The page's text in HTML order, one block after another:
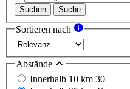
Suchen Suche
Sortieren nach
Abstände
Innerhalb 10 km 30